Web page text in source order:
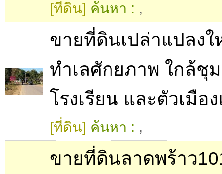
[ที่ดิน] ค้นหา : ,
ขายที่ดินเปล่าแปลง
ทำเลศักยภาพ ใกล้ชุ
โรงเรียน และตัวเมือ
[ที่ดิน] ค้นหา : ,
ขายที่ดินลาดพร้าว